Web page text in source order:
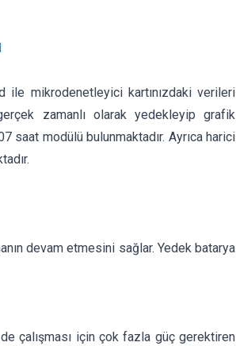
mikrodenetleyici kartınızdaki verileri
zamanlı olarak yedekleyip grafik
saat modülü bulunmaktadır. Ayrıca harici
devam etmesini sağlar. Yedek batarya
çalışması için çok fazla güç gerektiren